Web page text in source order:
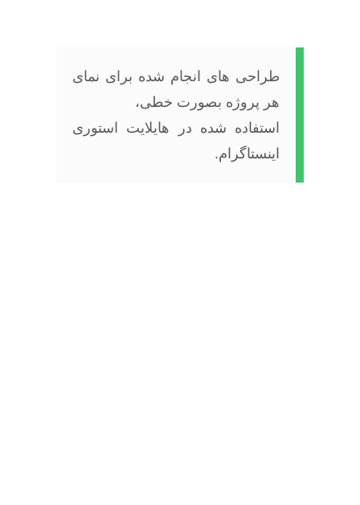
طراحی های انجام شده برای نمای
هر پروژه بصورت خطی،
استفاده شده در هایلایت استوری
اینستاگرام.